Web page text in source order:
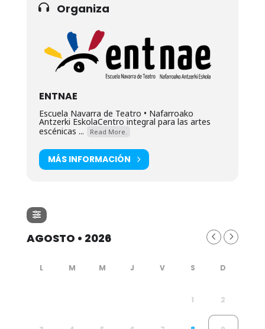
Organiza
ENTNAE
Escuela Navarra de Teatro • Nafarroako
Antzerki EskolaCentro integral para las artes
escénicas ...
Read More.
MÁS INFORMACIÓN
AGOSTO • 2026
1 2